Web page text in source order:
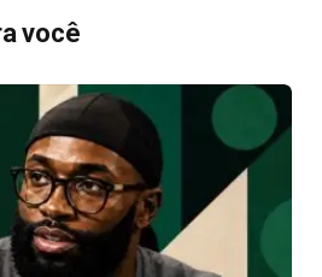
você